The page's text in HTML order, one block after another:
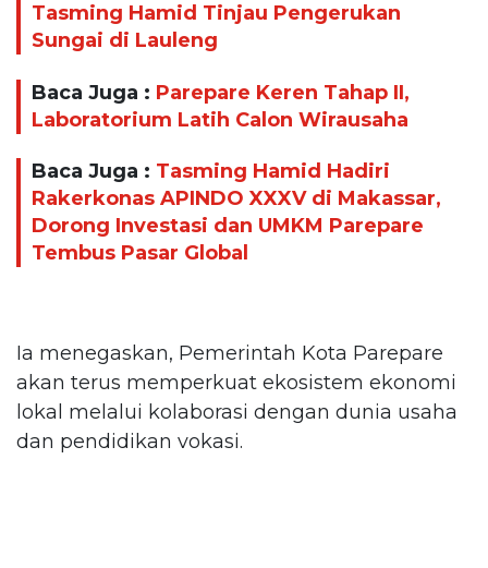
Tasming Hamid Tinjau Pengerukan
Sungai di Lauleng
Baca Juga : Parepare Keren Tahap II,
Laboratorium Latih Calon Wirausaha
Baca Juga : Tasming Hamid Hadiri
Rakerkonas APINDO XXXV di Makassar,
Dorong Investasi dan UMKM Parepare
Tembus Pasar Global
Ia menegaskan, Pemerintah Kota Parepare
akan terus memperkuat ekosistem ekonomi
lokal melalui kolaborasi dengan dunia usaha
dan pendidikan vokasi.